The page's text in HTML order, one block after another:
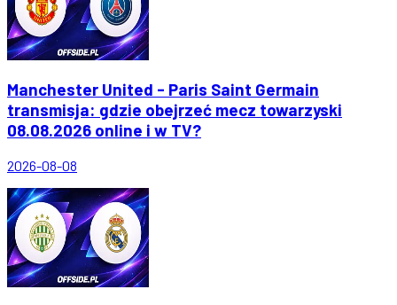
Manchester United - Paris Saint Germain
transmisja: gdzie obejrzeć mecz towarzyski
08.08.2026 online i w TV?
2026-08-08